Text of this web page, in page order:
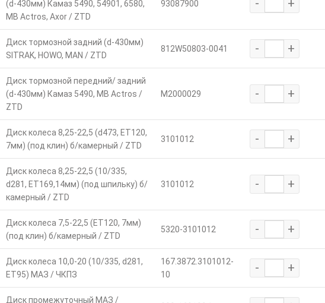
(d-430мм) Камаз 5490, 54901, 6580,
MB Actros, Axor / ZTD
93087900 - +
Диск тормозной задний (d-430мм)
SITRAK, HOWO, MAN / ZTD
812W50803-0041 - +
Диск тормозной передний/ задний
(d-430мм) Камаз 5490, MB Actros /
ZTD
M2000029 - +
Диск колеса 8,25-22,5 (d473, ЕТ120,
7мм) (под клин) б/камерный / ZTD
3101012 - +
Диск колеса 8,25-22,5 (10/335,
d281, ЕТ169,14мм) (под шпильку) б/
камерный / ZTD
3101012 - +
Диск колеса 7,5-22,5 (ЕТ120, 7мм)
(под клин) б/камерный / ZTD
5320-3101012 - +
Диск колеса 10,0-20 (10/335, d281,
ЕТ95) МАЗ / ЧКПЗ
167.3872.3101012-
10
- +
Диск промежуточный МАЗ /